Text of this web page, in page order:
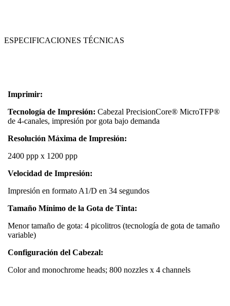
ESPECIFICACIONES TÉCNICAS
Imprimir:
Tecnología de Impresión: Cabezal PrecisionCore® MicroTFP®
de 4-canales, impresión por gota bajo demanda
Resolución Máxima de Impresión:
2400 ppp x 1200 ppp
Velocidad de Impresión:
Impresión en formato A1/D en 34 segundos
Tamaño Mínimo de la Gota de Tinta:
Menor tamaño de gota: 4 picolitros (tecnología de gota de tamaño
variable)
Configuración del Cabezal:
Color and monochrome heads; 800 nozzles x 4 channels